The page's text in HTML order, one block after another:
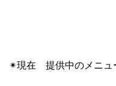
✴︎現在 提供中のメニュ